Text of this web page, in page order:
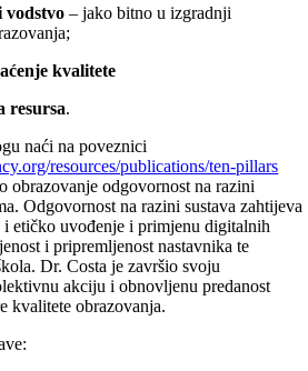
– jako bitno u izgradnji
kvalitete
resursa.
naći na poveznici
resources/publications/ten-pillars
obrazovanje odgovornost na razini
Odgovornost na razini sustava zahtijeva
etičko uvođenje i primjenu digitalnih
i pripremljenost nastavnika te
Dr. Costa je završio svoju
akciju i obnovljenu predanost
kvalitete obrazovanja.